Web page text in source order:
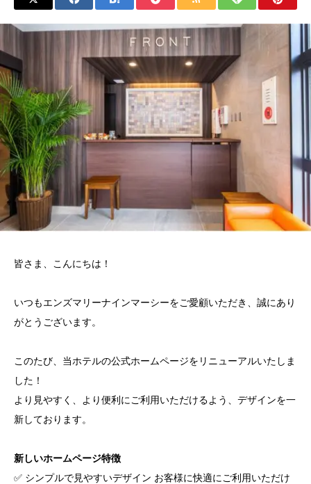
皆さま、こんにちは！
いつもエンズマリーナインマーシーをご愛顧いただき、誠にあり
がとうございます。
このたび、当ホテルの公式ホームページをリニューアルいたしま
した！
より見やすく、より便利にご利用いただけるよう、デザインを一
新しております。
新しいホームページ特徴
✅ シンプルで見やすいデザイン お客様に快適にご利用いただけ